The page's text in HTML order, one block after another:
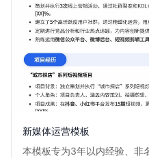
新媒体运营模板
本模板专为3年以内经验、非